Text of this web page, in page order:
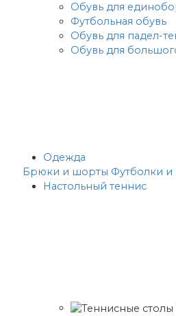
Обувь для
Футбольная обувь
Обувь для падел-
Обувь для
Одежда
Брюки и шорты Футболки и
Настольный теннис